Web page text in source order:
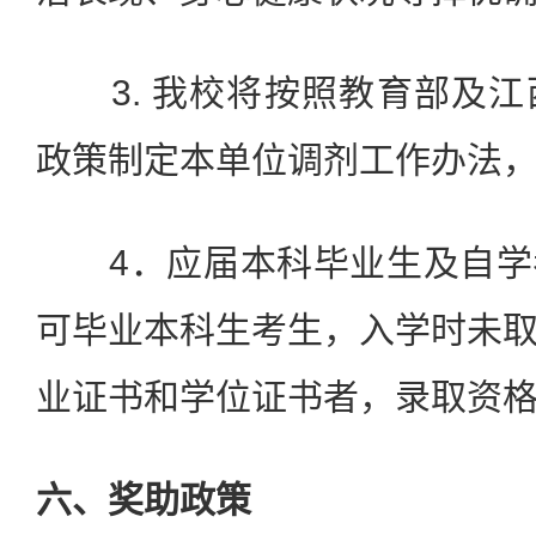
3. 我校将按照教育部及江
政策制定本单位调剂工作办法
4．应届本科毕业生及自学
可毕业本科生考生，入学时未
业证书和学位证书者，录取资
六、奖助政策